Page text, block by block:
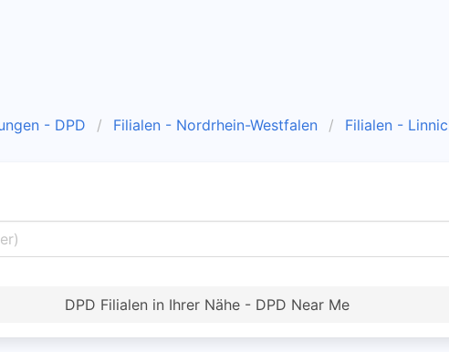
- DPD Filialen - Nordrhein-Westfalen Filialen -
DPD Filialen in Ihrer Nähe - DPD Near Me